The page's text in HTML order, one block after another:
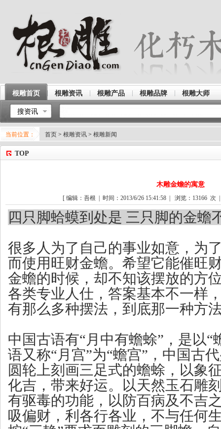
根雕首页 根雕资讯 根雕产品 根雕品牌 根雕大师
搜资讯
当前位置： 首页 > 根雕资讯 > 根雕新闻
TOP
木雕金蟾的寓意
[ 编辑：吾根 | 时间：2013/6/26 15:41:58 | 浏览： 13166次 |
四只脚蛤蟆到处是 三只脚的金蟾
很多人为了自己的事业如意，为
而使用旺财金蟾。希望它能催旺
金蟾的时候，却不知该摆放的方
各类专业人仕，答案基本不一样
有那么多种摆法，到底那一种方
中国古语有“月中有蟾蜍”，是以“
语又称“月宫”为“蟾宫”，中国古
圆轮上刻画三足式的蟾蜍，以象
化吉，带来好运。以天然玉石雕
有驱毒的功能，以防百病及不吉
吸偏财，利各行各业，不与任何